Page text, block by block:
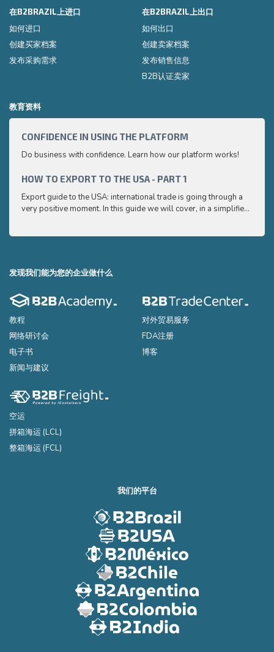
在B2BRAZIL上进口
如何进口
创建买家档案
发布采购需求
在B2BRAZIL上出口
如何出口
创建卖家档案
发布销售信息
B2B认证卖家
教育资料
CONFIDENCE IN USING THE PLATFORM
Do business with confidence. Learn how our platform works!
HOW TO EXPORT TO THE USA - PART 1
Export guide to the USA: international trade is going through a
very positive moment. In this guide we will cover, in a simplified
to
发现我们能为您的企业做什么
教程
网络研讨会
电子书
新闻与建议
对外贸易服务
FDA注册
博客
空运
拼箱海运 (LCL)
整箱海运 (FCL)
我们的平台